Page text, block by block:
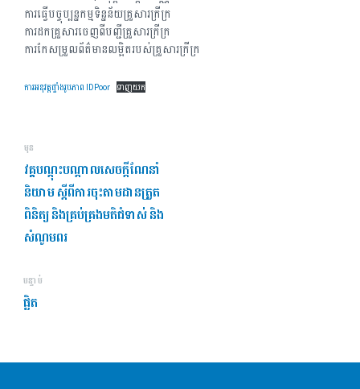
ការធ្វើបច្ចុប្បន្នកម្មទិន្នន័យគ្រួសារក្រីក្រ
ការដកគ្រួសារចេញពីបញ្ជីគ្រួសារក្រីក្រ
ការកែសម្រួលព័ត៌មានលម្អិតរបស់គ្រួសារក្រីក្រ
ការអនុវត្តផ្ទាំងរូបភាព IDPoor ទាញយក
មុន
វគ្គបណ្តុះបណ្តាលសេចក្តីណែនាំ
និយាម ស្តីពីការចុះតាមដានត្រួត
ពិនិត្យ និងគ្រប់គ្រងមតិជំទាស់ និង
សំណូមពរ
បន្ទាប់
ផ្លិត